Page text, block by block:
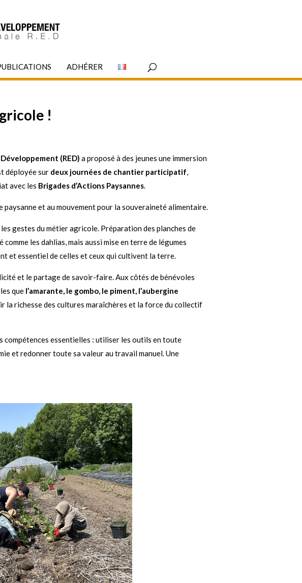
ADHÉRER
!
(RED) a proposé à des jeunes une immersion
déployée sur deux journées de chantier participatif,
avec les Brigades d’Actions Paysannes.
paysanne et au mouvement pour la souveraineté alimentaire.
gestes du métier agricole. Préparation des planches de
les dahlias, mais aussi mise en terre de légumes
et essentiel de celles et ceux qui cultivent la terre.
et le partage de savoir-faire. Aux côtés de bénévoles
que l’amarante, le gombo, le piment, l’aubergine
la richesse des cultures maraîchères et la force du collectif
compétences essentielles : utiliser les outils en toute
et redonner toute sa valeur au travail manuel. Une